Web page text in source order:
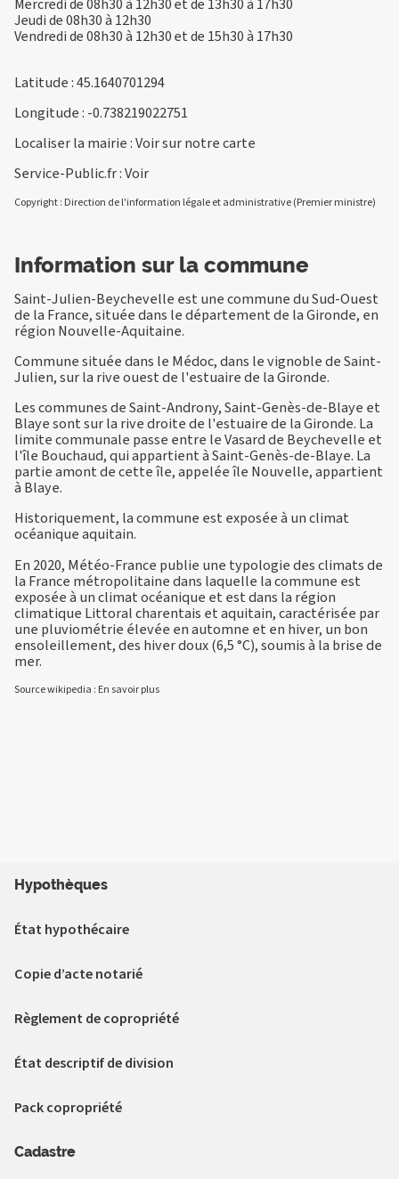
Mercredi de 08h30 à 12h30 et de 13h30 à 17h30
Jeudi de 08h30 à 12h30
Vendredi de 08h30 à 12h30 et de 15h30 à 17h30
Latitude : 45.1640701294
Longitude : -0.738219022751
Localiser la mairie :Voir sur notre carte
Service-Public.fr :Voir
Copyright : Direction de l'information légale et administrative (Premier ministre)
Information sur la commune
Saint-Julien-Beychevelle est une commune du Sud-Ouest
de la France, située dans le département de la Gironde, en
région Nouvelle-Aquitaine.
Commune située dans le Médoc, dans le vignoble de Saint-
Julien, sur la rive ouest de l'estuaire de la Gironde.
Les communes de Saint-Androny, Saint-Genès-de-Blaye et
Blaye sont sur la rive droite de l'estuaire de la Gironde. La
limite communale passe entre le Vasard de Beychevelle et
l'île Bouchaud, qui appartient à Saint-Genès-de-Blaye. La
partie amont de cette île, appelée île Nouvelle, appartient
à Blaye.
Historiquement, la commune est exposée à un climat
océanique aquitain.
En 2020, Météo-France publie une typologie des climats de
la France métropolitaine dans laquelle la commune est
exposée à un climat océanique et est dans la région
climatique Littoral charentais et aquitain, caractérisée par
une pluviométrie élevée en automne et en hiver, un bon
ensoleillement, des hiver doux (6,5 °C), soumis à la brise de
mer.
Source wikipedia : En savoir plus
Hypothèques
État hypothécaire
Copie d’acte notarié
Règlement de copropriété
État descriptif de division
Pack copropriété
Cadastre